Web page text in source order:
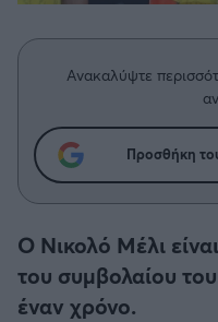
Δημήτρης
Λεβαδειακός
ΟΦΗ
Βόλος
Ατρόμητος Αθηνών
Μεγάλη μου Αγάπη
Μια Ιστορία από την
Ανακαλύψτε
Προσθήκη
Ο Νικολό Μέλι
του συμβολαίου
έναν χρόνο.